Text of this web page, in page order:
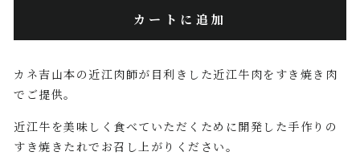
カートに追加
カネ吉山本の近江肉師が目利きした近江牛肉をすき焼き肉
でご提供。
近江牛を美味しく食べていただくために開発した手作りの
すき焼きたれでお召し上がりください。